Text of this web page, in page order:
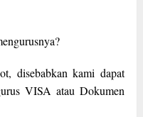
disebabkan kami dapat
VISA atau Dokumen